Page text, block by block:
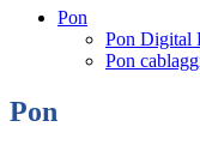
Pon
Pon Digital
Pon
Pon